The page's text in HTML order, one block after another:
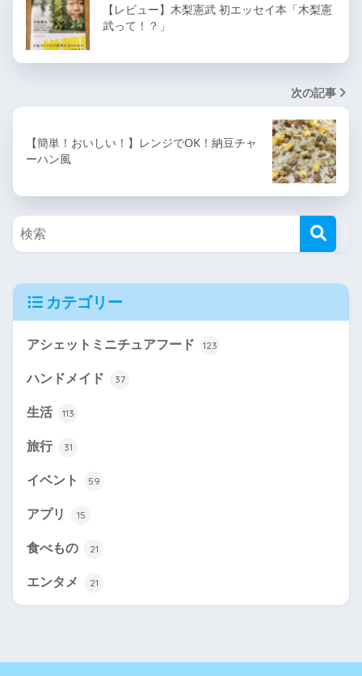
【レビュー】木梨憲武 初エッセイ本「木梨憲
武って！？」
次の記事
【簡単！おいしい！】レンジでOK！納豆チャ
ーハン風
カテゴリー
アシェットミニチュアフード 123
ハンドメイド 37
生活 113
旅行 31
イベント 59
アプリ 15
食べもの 21
エンタメ 21